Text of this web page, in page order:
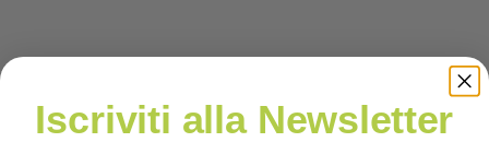
Iscriviti alla Newsletter